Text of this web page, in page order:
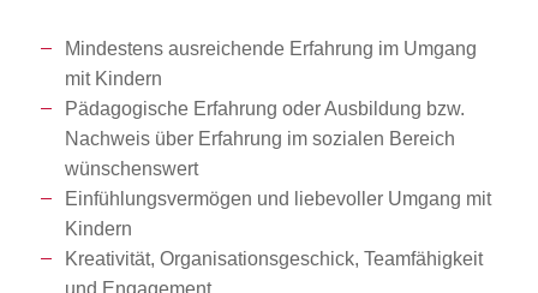
Mindestens ausreichende Erfahrung im Umgang
mit Kindern
Pädagogische Erfahrung oder Ausbildung bzw.
Nachweis über Erfahrung im sozialen Bereich
wünschenswert
Einfühlungsvermögen und liebevoller Umgang mit
Kindern
Kreativität, Organisationsgeschick, Teamfähigkeit
und Engagement